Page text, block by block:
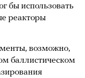
бы использовать
реакторы
возможно,
баллистическом